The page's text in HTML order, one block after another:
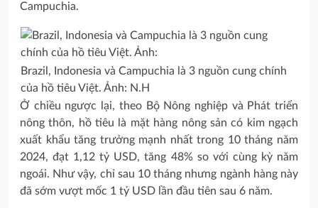
Campuchia.
Brazil, Indonesia và Campuchia là 3 nguồn cung chính
của hồ tiêu Việt. Ảnh: N.H
Ở chiều ngược lại, theo Bộ Nông nghiệp và Phát triển
nông thôn, hồ tiêu là mặt hàng nông sản có kim ngạch
xuất khẩu tăng trưởng mạnh nhất trong 10 tháng năm
2024, đạt 1,12 tỷ USD, tăng 48% so với cùng kỳ năm
ngoái. Như vậy, chỉ sau 10 tháng nhưng ngành hàng này
đã sớm vượt mốc 1 tỷ USD lần đầu tiên sau 6 năm.